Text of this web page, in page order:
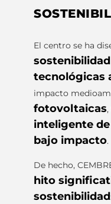
El centro se ha
sostenibilidad
tecnológicas
impacto
fotovoltaicas,
inteligente
bajo impacto.
De hecho,
hito
sostenibilidad: